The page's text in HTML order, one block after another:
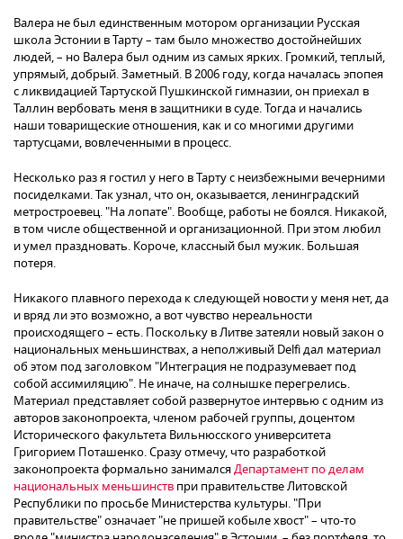
Валера не был единственным мотором организации Русская
школа Эстонии в Тарту – там было множество достойнейших
людей, – но Валера был одним из самых ярких. Громкий, теплый,
упрямый, добрый. Заметный. В 2006 году, когда началась эпопея
с ликвидацией Тартуской Пушкинской гимназии, он приехал в
Таллин вербовать меня в защитники в суде. Тогда и начались
наши товарищеские отношения, как и со многими другими
тартусцами, вовлеченными в процесс.
Несколько раз я гостил у него в Тарту с неизбежными вечерними
посиделками. Так узнал, что он, оказывается, ленинградский
метростроевец. "На лопате". Вообще, работы не боялся. Никакой,
в том числе общественной и организационной. При этом любил
и умел праздновать. Короче, классный был мужик. Большая
потеря.
Никакого плавного перехода к следующей новости у меня нет, да
и вряд ли это возможно, а вот чувство нереальности
происходящего – есть. Поскольку в Литве затеяли новый закон о
национальных меньшинствах, а неполживый Delfi дал материал
об этом под заголовком "Интеграция не подразумевает под
собой ассимиляцию". Не иначе, на солнышке перегрелись.
Материал представляет собой развернутое интервью с одним из
авторов законопроекта, членом рабочей группы, доцентом
Исторического факультета Вильнюсского университета
Григорием Поташенко. Сразу отмечу, что разработкой
законопроекта формально занималсяДепартамент по делам
национальных меньшинств при правительстве Литовской
Республики по просьбе Министерства культуры. "При
правительстве" означает "не пришей кобыле хвост" – что-то